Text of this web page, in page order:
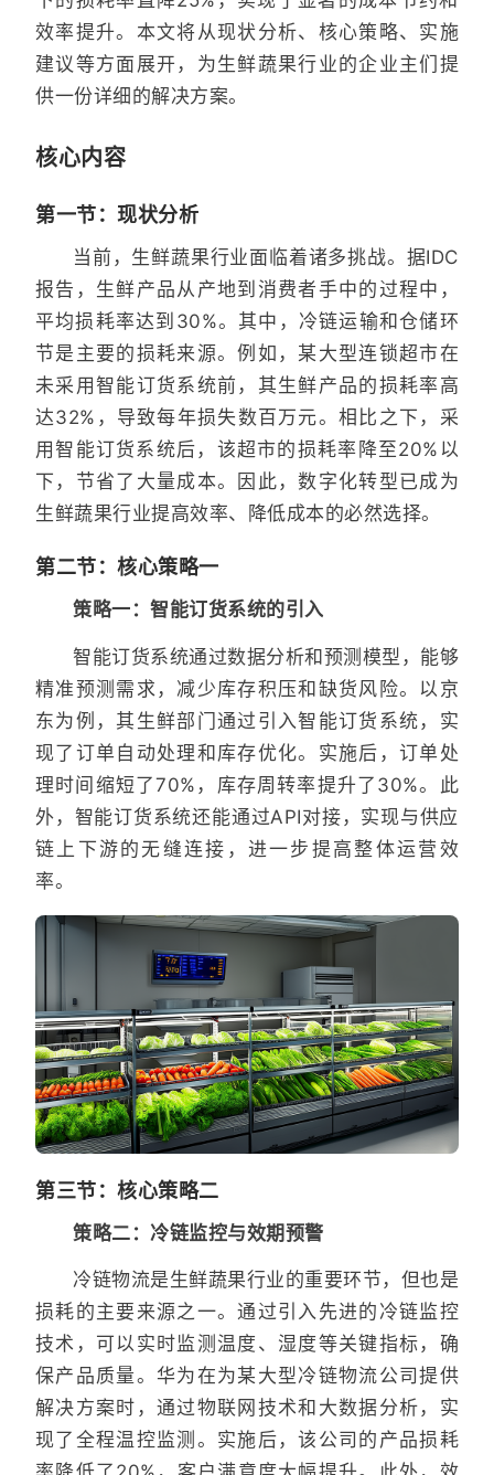
效率提升。本文将从现状分析、核心策略、实施
建议等方面展开，为生鲜蔬果行业的企业主们提
供一份详细的解决方案。
核心内容
第一节：现状分析
当前，生鲜蔬果行业面临着诸多挑战。据IDC
报告，生鲜产品从产地到消费者手中的过程中，
平均损耗率达到30%。其中，冷链运输和仓储环
节是主要的损耗来源。例如，某大型连锁超市在
未采用智能订货系统前，其生鲜产品的损耗率高
达32%，导致每年损失数百万元。相比之下，采
用智能订货系统后，该超市的损耗率降至20%以
下，节省了大量成本。因此，数字化转型已成为
生鲜蔬果行业提高效率、降低成本的必然选择。
第二节：核心策略一
策略一：智能订货系统的引入
智能订货系统通过数据分析和预测模型，能够
精准预测需求，减少库存积压和缺货风险。以京
东为例，其生鲜部门通过引入智能订货系统，实
现了订单自动处理和库存优化。实施后，订单处
理时间缩短了70%，库存周转率提升了30%。此
外，智能订货系统还能通过API对接，实现与供应
链上下游的无缝连接，进一步提高整体运营效
率。
第三节：核心策略二
策略二：冷链监控与效期预警
冷链物流是生鲜蔬果行业的重要环节，但也是
损耗的主要来源之一。通过引入先进的冷链监控
技术，可以实时监测温度、湿度等关键指标，确
保产品质量。华为在为某大型冷链物流公司提供
解决方案时，通过物联网技术和大数据分析，实
现了全程温控监测。实施后，该公司的产品损耗